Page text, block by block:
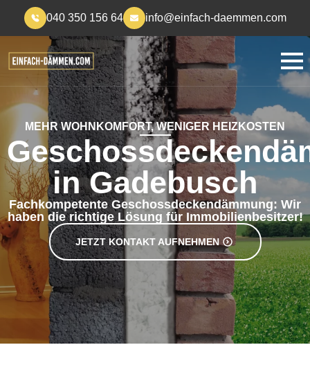
040 350 156 64 info@einfach-daemmen.com
MEHR WOHNKOMFORT, WENIGER HEIZKOSTEN
in Gadebusch
Fachkompetente Geschossdeckendämmung: Wir
haben die richtige Lösung für Immobilienbesitzer!
JETZT KONTAKT AUFNEHMEN